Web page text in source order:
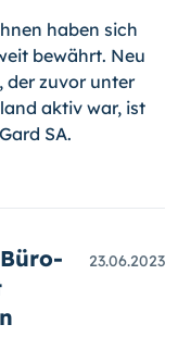
haben sich
bewährt. Neu
der zuvor unter
aktiv war, ist
SA.
23.06.2023